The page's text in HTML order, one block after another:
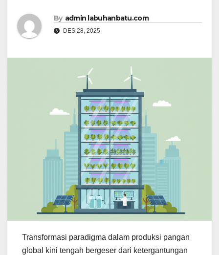
By admin labuhanbatu.com
DES 28, 2025
Transformasi paradigma dalam produksi pangan
global kini tengah bergeser dari ketergantungan